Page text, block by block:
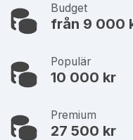
Budget
från 9 000
Populär
10 000 kr
Premium
27 500 kr